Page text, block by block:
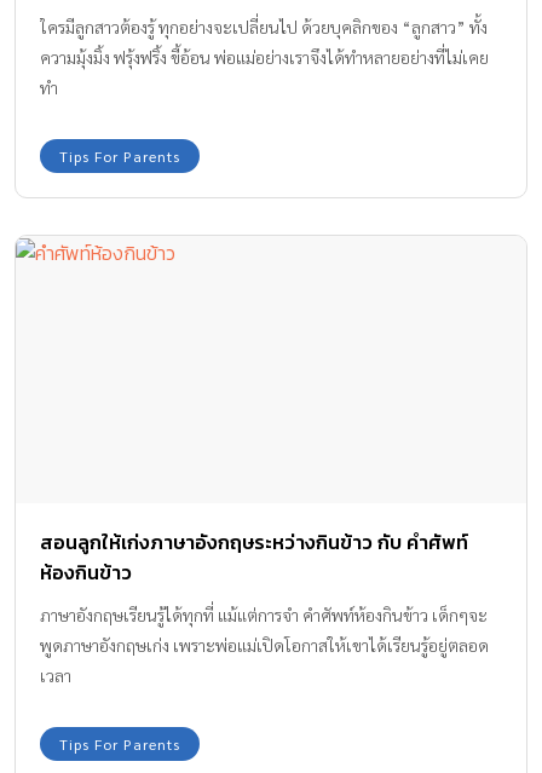
ใครมีลูกสาวต้องรู้ ทุกอย่างจะเปลี่ยนไป ด้วยบุคลิกของ “ลูกสาว” ทั้ง
ความมุ้งมิ้ง ฟรุ้งฟริ้ง ขี้อ้อน พ่อแม่อย่างเราจึงได้ทำหลายอย่างที่ไม่เคย
ทำ
Tips For Parents
สอนลูกให้เก่งภาษาอังกฤษระหว่างกินข้าว กับ คำศัพท์
ห้องกินข้าว
ภาษาอังกฤษเรียนรู้ได้ทุกที่ แม้แต่การจำ คำศัพท์ห้องกินข้าว เด็กๆจะ
พูดภาษาอังกฤษเก่ง เพราะพ่อแม่เปิดโอกาสให้เขาได้เรียนรู้อยู่ตลอด
เวลา
Tips For Parents